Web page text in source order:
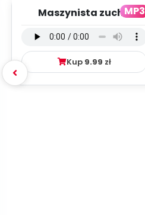
MP3
Maszynista zuch -
mp3)
Kup 9.99 zł